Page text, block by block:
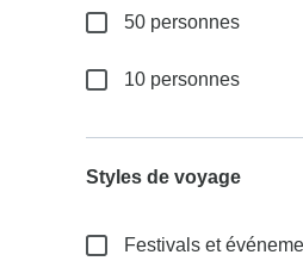
50 personnes
10 personnes
Styles de voyage
Festivals et